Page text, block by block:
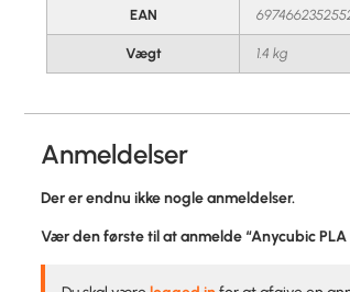
EAN
Vægt 1.4 kg
Anmeldelser
Der er endnu ikke nogle anmeldelser.
Vær den første til at anmelde “Anycubic PLA